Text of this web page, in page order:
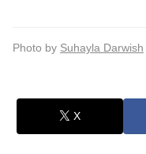
Photo by Suhayla Darwish
X